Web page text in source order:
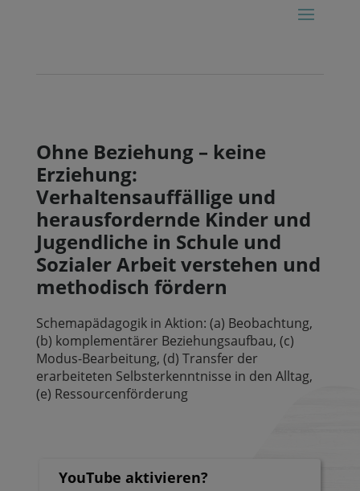
Ohne Beziehung – keine
Erziehung:
Verhaltensauffällige und
herausfordernde Kinder und
Jugendliche in Schule und
Sozialer Arbeit verstehen und
methodisch fördern
Schemapädagogik in Aktion: (a) Beobachtung,
(b) komplementärer Beziehungsaufbau, (c)
Modus-Bearbeitung, (d) Transfer der
erarbeiteten Selbsterkenntnisse in den Alltag,
(e) Ressourcenförderung
YouTube aktivieren?